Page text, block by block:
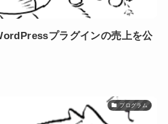
プラグインの売上を公
プログラム